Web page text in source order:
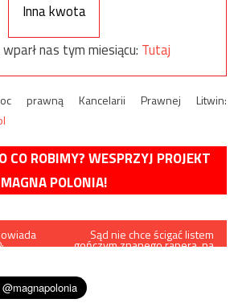
Inna kwota
nas tym miesiącu: Tutaj
prawną Kancelarii Prawnej Litwin:
CO ROBIMY? WESPRZYJ PROJEKT
MAGNA POLONIA!
Sąd nie chce ścigać listem
gończym znanego rapera, na